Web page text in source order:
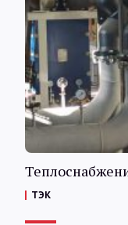
ТЭК